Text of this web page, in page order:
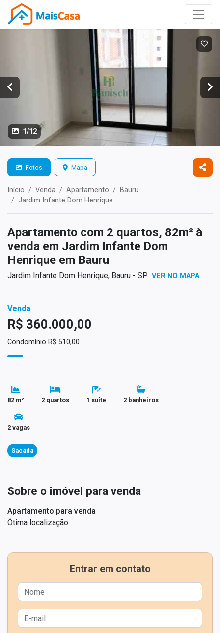
1/12
Fotos Mapa
Início Venda Apartamento
Bauru
Jardim Infante Dom Henrique
Apartamento com 2 quartos, 82m² à
venda em Jardim Infante Dom
Henrique em Bauru
Jardim Infante Dom Henrique, Bauru - SP VER NO MAPA
Venda
R$ 360.000,00
Condomínio R$ 510,00
82 m² 2 quartos 1 suíte 2 banheiros
2 vagas
Sacada
Sobre o imóvel para venda
Apartamento para venda
Ótima localização.
Entrar em contato